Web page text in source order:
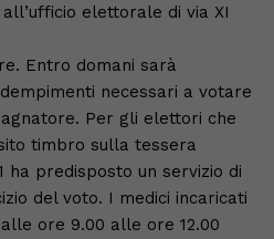
elettorale di via XI
Entro domani sarà
necessari a votare
Per gli elettori che
timbro sulla tessera
ha predisposto un servizio di
del voto. I medici incaricati
ore 9.00 alle ore 12.00